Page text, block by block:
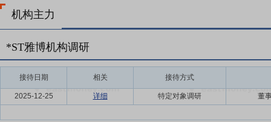
机构主力
*ST雅博机构调研
接待日期 相关 接待方式
2025-12-25 详细 特定对象调研 董